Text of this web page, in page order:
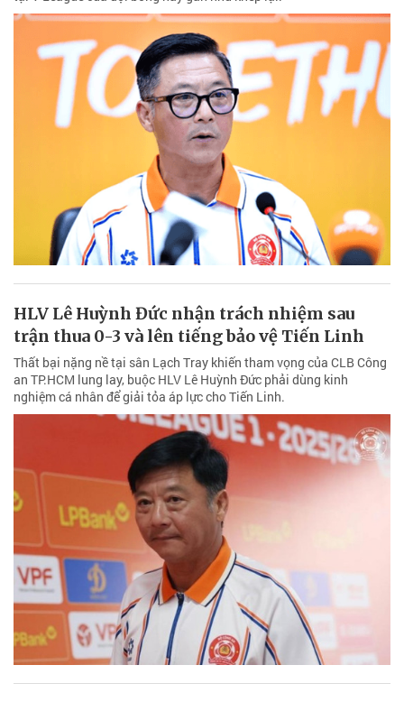
HLV Lê Huỳnh Đức nhận trách nhiệm sau
trận thua 0-3 và lên tiếng bảo vệ Tiến Linh
Thất bại nặng nề tại sân Lạch Tray khiến tham vọng của CLB Công
an TP.HCM lung lay, buộc HLV Lê Huỳnh Đức phải dùng kinh
nghiệm cá nhân để giải tỏa áp lực cho Tiến Linh.